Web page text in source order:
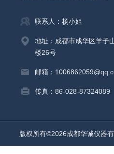
联系人：杨小姐
地址：成都市成华区羊子
楼26号
邮箱：
传真：86-028-87324089
版权所有©2026成都华诚仪器